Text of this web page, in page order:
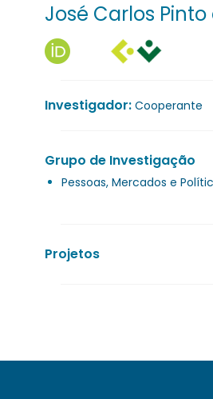
José Carlos
Investigador: Cooperante
Grupo de Investigação
Pessoas, Mercados e
Projetos